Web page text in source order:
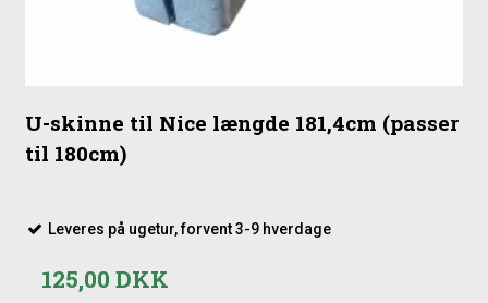
U-skinne til Nice længde 181,4cm (passer
til 180cm)
Leveres på ugetur, forvent 3-9 hverdage
125,00 DKK